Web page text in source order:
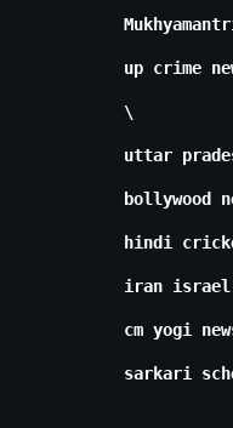
up crime
\
uttar
bollywood
hindi
iran israel
cm yogi
sarkari